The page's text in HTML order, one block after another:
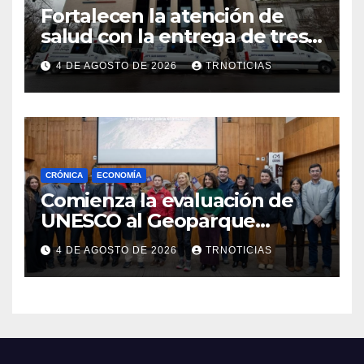
Fortalecen la atención de
salud con la entrega de tres
nuevas ambulancias para
Cauquenes y Sagrada Familia
4 DE AGOSTO DE 2026 TRNOTICIAS
CRÓNICA ECONOMÍA
Comienza la evaluación de
UNESCO al Geoparque
Aspirante Pillanmapu en el
Maule
4 DE AGOSTO DE 2026 TRNOTICIAS